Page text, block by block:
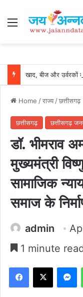
Menu
Home /राज्य/छत्तीसगढ़
छत्तीसगढ़ छत्तीसगढ़
डॉ. भीमराव
मुख्यमंत्री
सामाजिक
समाज के
admin
1 minute
Facebook
X